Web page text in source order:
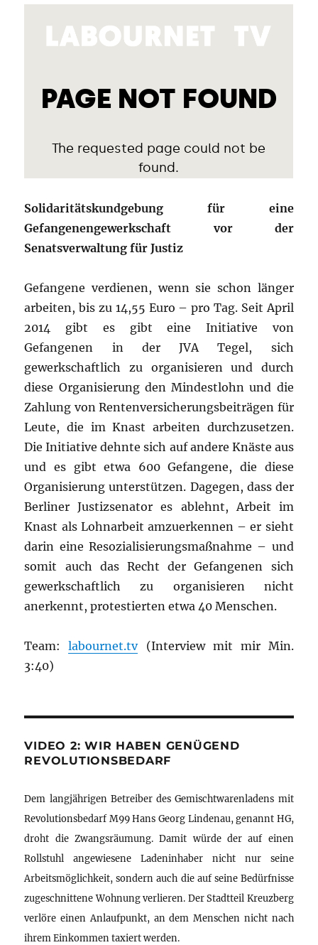
Solidaritätskundgebung für eine
Gefangenengewerkschaft vor der
Senatsverwaltung für Justiz
Gefangene verdienen, wenn sie schon länger
arbeiten, bis zu 14,55 Euro – pro Tag. Seit April
2014 gibt es gibt eine Initiative von
Gefangenen in der JVA Tegel, sich
gewerkschaftlich zu organisieren und durch
diese Organisierung den Mindestlohn und die
Zahlung von Rentenversicherungsbeiträgen für
Leute, die im Knast arbeiten durchzusetzen.
Die Initiative dehnte sich auf andere Knäste aus
und es gibt etwa 600 Gefangene, die diese
Organisierung unterstützen. Dagegen, dass der
Berliner Justizsenator es ablehnt, Arbeit im
Knast als Lohnarbeit amzuerkennen – er sieht
darin eine Resozialisierungsmaßnahme – und
somit auch das Recht der Gefangenen sich
gewerkschaftlich zu organisieren nicht
anerkennt, protestierten etwa 40 Menschen.
Team:labournet.tv(Interview mit mir Min.
3:40)
VIDEO 2: WIR HABEN GENÜGEND
REVOLUTIONSBEDARF
Dem langjährigen Betreiber des Gemischtwarenladens mit
Revolutionsbedarf M99 Hans Georg Lindenau, genannt HG,
droht die Zwangsräumung. Damit würde der auf einen
Rollstuhl angewiesene Ladeninhaber nicht nur seine
Arbeitsmöglichkeit, sondern auch die auf seine Bedürfnisse
zugeschnittene Wohnung verlieren. Der Stadtteil Kreuzberg
verlöre einen Anlaufpunkt, an dem Menschen nicht nach
ihrem Einkommen taxiert werden.